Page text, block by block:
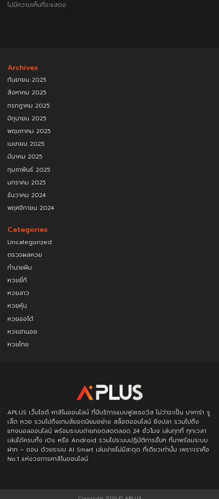
ไม่มีความเห็นที่จะแสดง
Archives
กันยายน 2025
สิงหาคม 2025
กรกฎาคม 2025
มิถุนายน 2025
พฤษภาคม 2025
เมษายน 2025
มีนาคม 2025
กุมภาพันธ์ 2025
มกราคม 2025
ธันวาคม 2024
พฤศจิกายน 2024
Categories
Uncategorized
ตรวจผลหวย
ทำนายฝัน
หวยยี่กี
หวยลาว
หวยหุ้น
หวยออโต้
หวยฮานอย
หวยไทย
APLUS เว็บไซต์ คาสิโนออนไลน์ ที่มีบริการแบบฟูลเซอวิส ไม่ว่าจะเป็น บาคาร่า รู
เล็ต หวย รวมไปถึงเกมส์ยอดนิยมอย่าง สล็อตออนไลน์ ยิงปลา รวมไปถึง
แทงบอลออนไลน์ พร้อมระบบถ่ายทอดสดตลอด 24 ชั่วโมง เล่นทุกที่ ทุกเวลา
เล่นได้ครบทั้ง iOs หรือ Android รวมไประบบปฏิบัติการอื่นๆ ที่มาพร้อมระบบ
ฝาก – ถอน ด้วยระบบ AI Smart เล่นง่ายไม่มีสะดุด ที่เดียวเท่านั้น เพราะเราคือ
No.1 แห่งวงการคาสิโนออนไลน์